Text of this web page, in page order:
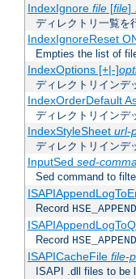
IndexIgnore file[file]
ディレクトリ一覧を
IndexIgnoreReset
Empties the list of
IndexOptions [+|-]
ディレクトリインデ
IndexOrderDefault
ディレクトリインデ
IndexStyleSheet url-
ディレクトリインデ
InputSed sed-
Sed command to
Record
Record
ISAPICacheFile file-
ISAPI .dll files to be